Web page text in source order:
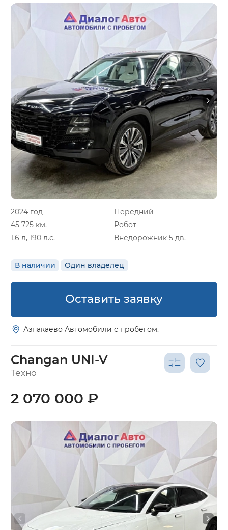
2024 год
Передний
45 725 км.
Робот
1.6 л, 190 л.с.
Внедорожник 5 дв.
В наличии Один владелец
Оставить заявку
Азнакаево Автомобили с пробегом.
Changan UNI-V
Техно
2 070 000 ₽